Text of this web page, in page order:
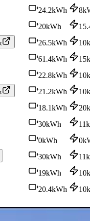
24.2kWh 8
20kWh
26.5kWh 10
61.4kWh 15
22.8kWh 10
21.2kWh 10
18.1kWh 20
30kWh 11
0kWh 0
30kWh 11
19kWh 10
20.4kWh 10